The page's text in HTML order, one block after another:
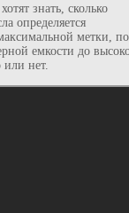
знать, сколько
определяется
метки,
емкости до
нет.